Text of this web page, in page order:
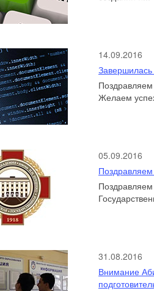
14.09.2016
Завершилась
Поздравляем
Желаем
05.09.2016
31.08.2016
Внимание